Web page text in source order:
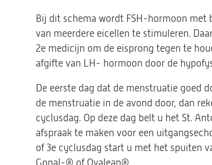
Bij dit schema wordt FSH-hormoon met
van meerdere eicellen te stimuleren.
2e medicijn om de eisprong tegen te
afgifte van LH- hormoon door de
De eerste dag dat de menstruatie goed
de menstruatie in de avond door, dan
cyclusdag. Op deze dag belt u het St.
afspraak te maken voor een
of 3e cyclusdag start u met het spuiten